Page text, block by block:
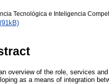
Tecnológica e Inteligencia
overview of the role, services
as a means of integration